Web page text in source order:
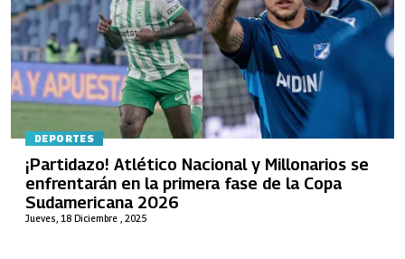
DEPORTES
Jueves, 18 Diciembre , 2025
¡Partidazo! Atlético Nacional y Millonarios se
enfrentarán en la primera fase de la Copa
Sudamericana 2026